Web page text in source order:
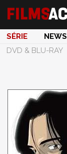
SÉRIE NEWS
DVD & BLU-RAY